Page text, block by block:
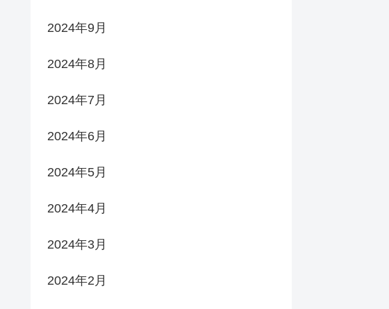
2024年9月
2024年8月
2024年7月
2024年6月
2024年5月
2024年4月
2024年3月
2024年2月